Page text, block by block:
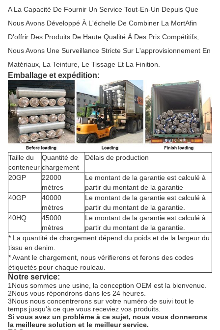
A La Capacité De Fournir Un Service Tout-En-Un Depuis Que
Nous Avons Développé À L'échelle De Combiner La MortAfin
D'offrir Des Produits De Haute Qualité À Des Prix Compétitifs,
Nous Avons Une Surveillance Stricte Sur L'approvisionnement En
Matériaux, La Teinture, Le Tissage Et La Finition.
Emballage et expédition:
Taille du
conteneur
Quantité de
chargement
Délais de production
20GP
22000
mètres
Le montant de la garantie est calculé à
partir du montant de la garantie
40GP
40000
mètres
Le montant de la garantie est calculé à
partir du montant de la garantie.
40HQ
45000
mètres
Le montant de la garantie est calculé à
partir du montant de la garantie.
* La quantité de chargement dépend du poids et de la largeur du
tissu en denim.
* Avant le chargement, nous vérifierons et ferons des codes
étiquetés pour chaque rouleau.
Notre service:
1Nous sommes une usine, la conception OEM est la bienvenue.
2Nous vous répondrons dans les 24 heures.
3Nous nous concentrerons sur votre numéro de suivi tout le
temps jusqu'à ce que vous receviez vos produits.
Si vous avez un problème à ce sujet, nous vous donnerons
la meilleure solution et le meilleur service.